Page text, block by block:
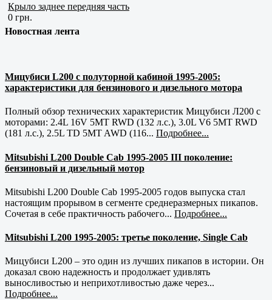
Крыло заднее передняя часть
0 грн.
Новостная лента
Мицубиси L200 с полуторной кабиной 1995-2005:
характеристики для бензинового и дизельного мотора
Полный обзор технических характеристик Мицубиси Л200 с
моторами: 2.4L 16V 5MT RWD (132 л.с.), 3.0L V6 5MT RWD
(181 л.с.), 2.5L TD 5MT AWD (116... Подробнее...
Mitsubishi L200 Double Cab 1995-2005 III поколение:
бензиновый и дизельный мотор
Mitsubishi L200 Double Cab 1995-2005 годов выпуска стал
настоящим прорывом в сегменте среднеразмерных пикапов.
Сочетая в себе практичность рабочего... Подробнее...
Mitsubishi L200 1995-2005: третье поколение, Single Cab
Мицубиси L200 – это один из лучших пикапов в истории. Он
доказал свою надежность и продолжает удивлять
выносливостью и неприхотливостью даже через...
Подробнее...